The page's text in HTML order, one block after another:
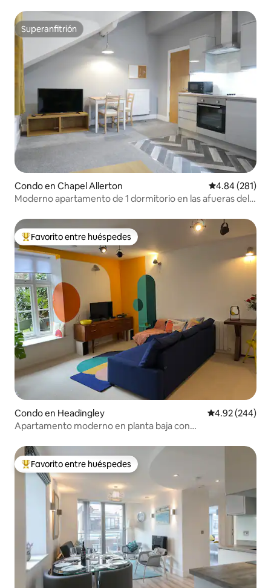
Superanfitrión
Superanfitrión
Condo en Chapel Allerton Calificación
4.84 (281)
Moderno apartamento de 1 dormitorio en las afueras del
Favorito entre huéspedes preferido
Favorito entre huéspedes
Condo en Headingley Calificación
4.92 (244)
Apartamento moderno en planta baja con
Favorito entre huéspedes preferido
Favorito entre huéspedes